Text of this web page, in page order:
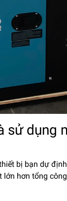
sử dụng
bị bạn dự
hơn tổng